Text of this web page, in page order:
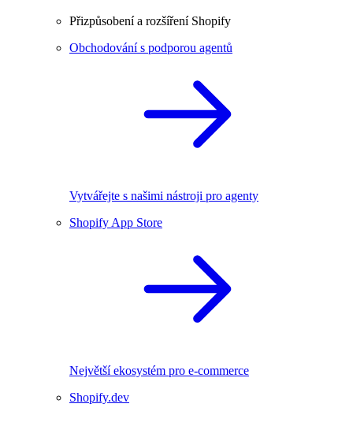
Přizpůsobení a rozšíření Shopify
Obchodování s podporou agentů
Vytvářejte s našimi nástroji pro agenty
Shopify App Store
Největší ekosystém pro e-commerce
Shopify.dev